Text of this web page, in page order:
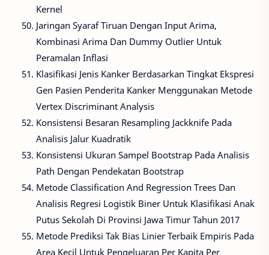
Kernel
Jaringan Syaraf Tiruan Dengan Input Arima,
Kombinasi Arima Dan Dummy Outlier Untuk
Peramalan Inflasi
Klasifikasi Jenis Kanker Berdasarkan Tingkat Ekspresi
Gen Pasien Penderita Kanker Menggunakan Metode
Vertex Discriminant Analysis
Konsistensi Besaran Resampling Jackknife Pada
Analisis Jalur Kuadratik
Konsistensi Ukuran Sampel Bootstrap Pada Analisis
Path Dengan Pendekatan Bootstrap
Metode Classification And Regression Trees Dan
Analisis Regresi Logistik Biner Untuk Klasifikasi Anak
Putus Sekolah Di Provinsi Jawa Timur Tahun 2017
Metode Prediksi Tak Bias Linier Terbaik Empiris Pada
Area Kecil Untuk Pengeluaran Per Kapita Per